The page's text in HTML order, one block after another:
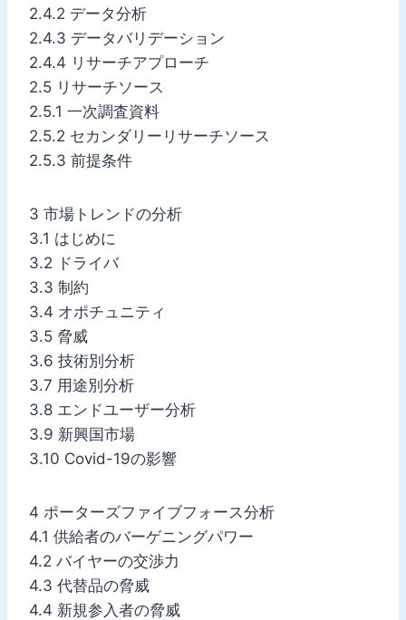
2.4.2 データ分析
2.4.3 データバリデーション
2.4.4 リサーチアプローチ
2.5 リサーチソース
2.5.1 一次調査資料
2.5.2 セカンダリーリサーチソース
2.5.3 前提条件
3 市場トレンドの分析
3.1 はじめに
3.2 ドライバ
3.3 制約
3.4 オポチュニティ
3.5 脅威
3.6 技術別分析
3.7 用途別分析
3.8 エンドユーザー分析
3.9 新興国市場
3.10 Covid-19の影響
4 ポーターズファイブフォース分析
4.1 供給者のバーゲニングパワー
4.2 バイヤーの交渉力
4.3 代替品の脅威
4.4 新規参入者の脅威